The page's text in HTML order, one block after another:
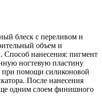
блеск с переливом и
объем и
Способ нанесения: пигмент
ногтевую пластину
помощи силиконовой
После нанесения
одним слоем финишного